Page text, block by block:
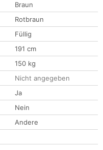
Braun
Rotbraun
Füllig
191 cm
150 kg
Nicht angegeben
Ja
Nein
Andere